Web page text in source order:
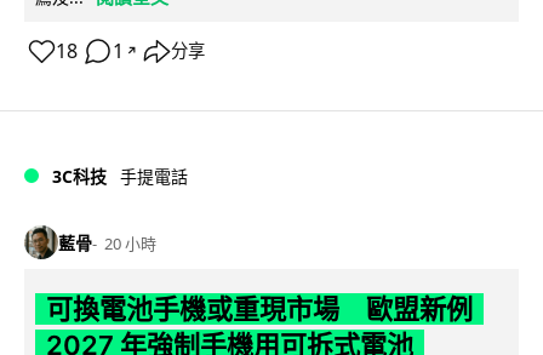
18 1 ↗ 分享
3C科技 手提電話
藍骨 20 小時
可換電池手機或重現市場 歐盟新例
2027 年強制手機用可拆式電池